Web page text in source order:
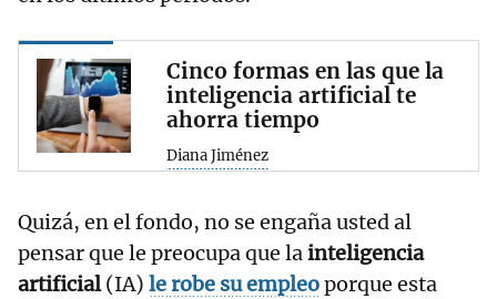
Cinco formas en las que la
inteligencia artificial te
ahorra tiempo
Diana Jiménez
Quizá, en el fondo, no se engaña usted al
pensar que le preocupa que lainteligencia
artificial(IA) le robe su empleoporque esta